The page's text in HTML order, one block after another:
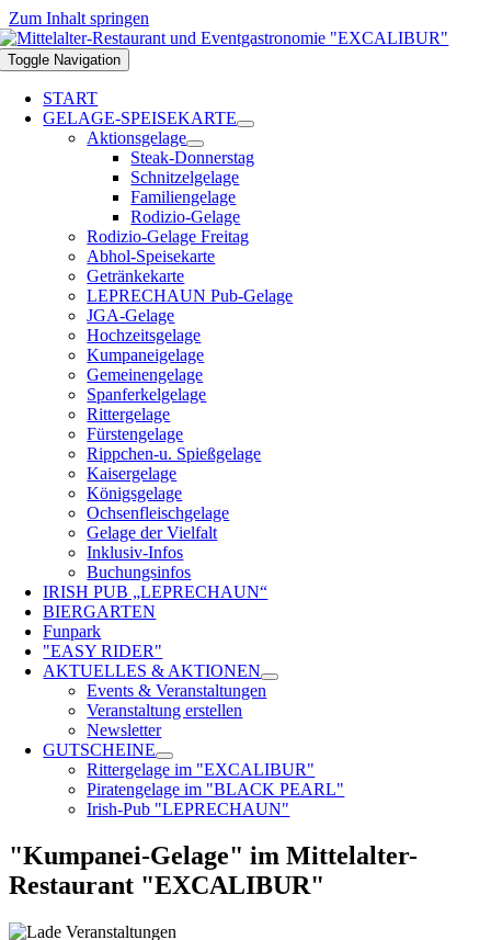
Zum Inhalt springen
Toggle Navigation
START
GELAGE-SPEISEKARTE
Aktionsgelage
Steak-Donnerstag
Schnitzelgelage
Familiengelage
Rodizio-Gelage
Rodizio-Gelage Freitag
Abhol-Speisekarte
Getränkekarte
LEPRECHAUN Pub-Gelage
JGA-Gelage
Hochzeitsgelage
Kumpaneigelage
Gemeinengelage
Spanferkelgelage
Rittergelage
Fürstengelage
Rippchen-u. Spießgelage
Kaisergelage
Königsgelage
Ochsenfleischgelage
Gelage der Vielfalt
Inklusiv-Infos
Buchungsinfos
IRISH PUB „LEPRECHAUN“
BIERGARTEN
Funpark
"EASY RIDER"
AKTUELLES & AKTIONEN
Events & Veranstaltungen
Veranstaltung erstellen
Newsletter
GUTSCHEINE
Rittergelage im "EXCALIBUR"
Piratengelage im "BLACK PEARL"
Irish-Pub "LEPRECHAUN"
"Kumpanei-Gelage" im Mittelalter-
Restaurant "EXCALIBUR"